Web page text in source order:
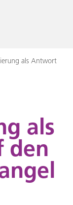
als Antwort
als
den